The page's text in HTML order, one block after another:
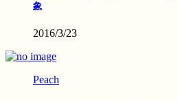
象
2016/3/23
Peach